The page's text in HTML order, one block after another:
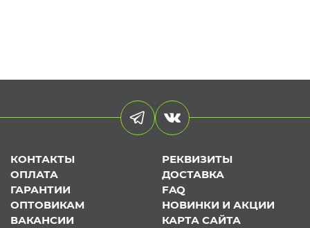
КОНТАКТЫ
РЕКВИЗИТЫ
ОПЛАТА
ДОСТАВКА
ГАРАНТИИ
FAQ
ОПТОВИКАМ
НОВИНКИ И АКЦИИ
ВАКАНСИИ
КАРТА САЙТА